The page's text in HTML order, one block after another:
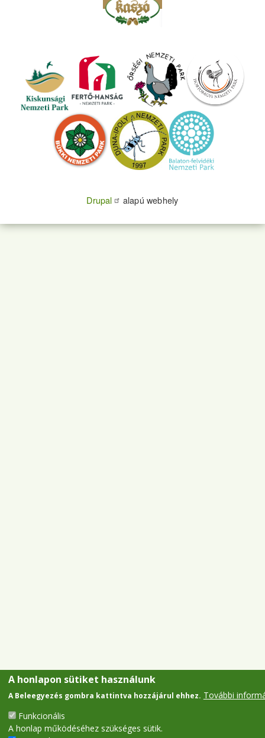
Drupal alapú webhely
A honlapon sütiket használunk
A Beleegyezés gombra kattintva hozzájárul ehhez. További
Funkcionális
A honlap működéséhez szükséges sütik.